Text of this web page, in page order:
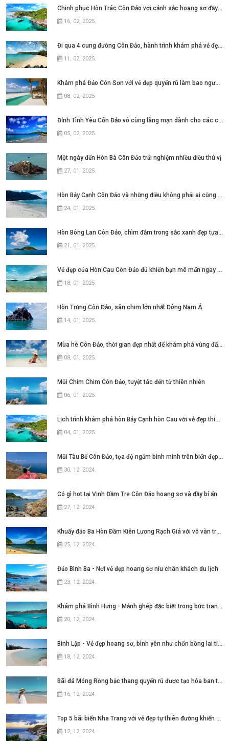
Chinh phục Hòn Trác Côn Đảo với cảnh sắc hoang sơ đầy ấn tượng
16, 02, 2025.
Đi qua 4 cung đường Côn Đảo, hành trình khám phá vẻ đẹp quyến rũ
11, 02, 2025.
Khám phá Đảo Côn Sơn với vẻ đẹp quyến rũ làm bao người đắm say
08, 02, 2025.
Đỉnh Tình Yêu Côn Đảo vô cùng lãng mạn dành cho các cặp đôi
05, 02, 2025.
Một ngày đến Hòn Bà Côn Đảo trải nghiệm nhiều điều thú vị
27, 01, 2025.
Hòn Bảy Cạnh Côn Đảo và những điều không phải ai cũng biết
24, 01, 2025.
Hòn Bông Lan Côn Đảo, chìm đắm trong sắc xanh đẹp tựa thiên đường
21, 01, 2025.
Vẻ đẹp của Hòn Cau Côn Đảo đủ khiến bạn mê mẩn ngay từ lần đầu
18, 01, 2025.
Hòn Trứng Côn Đảo, sân chim lớn nhất Đông Nam Á
14, 01, 2025.
Mùa hè Côn Đảo, thời gian đẹp nhất để khám phá vùng đất này
08, 01, 2025.
Mũi Chim Chim Côn Đảo, tuyệt tác đến từ thiên nhiên
06, 01, 2025.
Lịch trình khám phá hòn Bảy Cạnh hòn Cau với vẻ đẹp thiên nhiên hoang sơ
04, 01, 2025.
Mũi Tàu Bể Côn Đảo, tọa độ ngắm bình minh trên biển đẹp mê hồn
30, 12, 2024.
Có gì hot tại Vịnh Đầm Tre Côn Đảo hoang sơ và đầy bí ẩn
27, 12, 2024.
Khuấy đảo Ba Hòn Đầm Kiên Lương Rạch Giá với vô vàn trải nghiệm
25, 12, 2024.
Đảo Bình Ba - Nơi vẻ đẹp hoang sơ níu chân khách du lịch
23, 12, 2024.
Khám phá Bình Hưng - Mảnh ghép đặc biệt trong bức tranh Tứ Bình tại Nha Trang
20, 12, 2024.
Bình Lập - Vẻ đẹp hoang sơ, bình yên như chốn bồng lai tiên cảnh
18, 12, 2024.
Bãi đá Móng Rồng bậc thang quyến rũ được tạo hóa ban tặng cho Cô Tô
16, 12, 2024.
Top 5 bãi biển Nha Trang với vẻ đẹp tự thiên đường khiến bao người thương nhớ
12, 12, 2024.